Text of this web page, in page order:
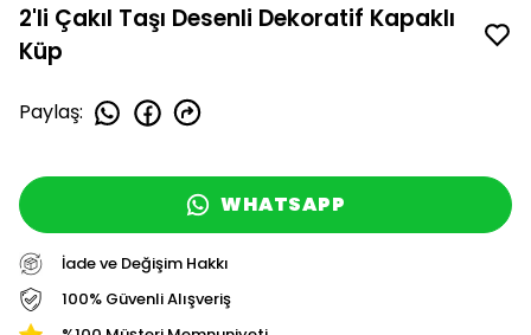
2'li Çakıl Taşı Desenli Dekoratif Kapaklı
Küp
Paylaş:
WHATSAPP
İade ve Değişim Hakkı
100% Güvenli Alışveriş